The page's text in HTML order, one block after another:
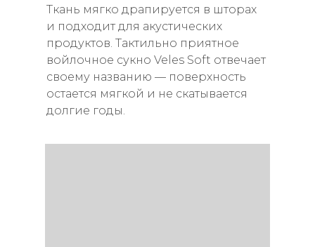
Ткань мягко драпируется в шторах
и подходит для акустических
продуктов. Тактильно приятное
войлочное сукно Veles Soft отвечает
своему названию — поверхность
остается мягкой и не скатывается
долгие годы.